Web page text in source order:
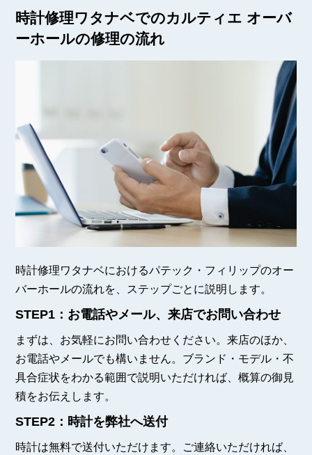
時計修理ワタナベでのカルティエ オーバ
ーホールの修理の流れ
時計修理ワタナベにおけるパテック・フィリップのオー
バーホールの流れを、ステップごとに説明します。
STEP1：お電話やメール、来店でお問い合わせ
まずは、お気軽にお問い合わせください。来店のほか、
お電話やメールでも構いません。ブランド・モデル・不
具合症状をわかる範囲で説明いただければ、概算の御見
積をお伝えします。
STEP2：時計を弊社へ送付
時計は無料で送付いただけます。ご連絡いただければ、